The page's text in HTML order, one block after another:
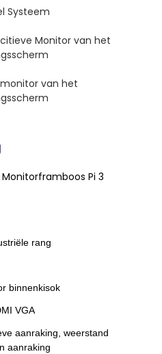
Systeem
Monitor van het
van het
Pi 3
rang
binnenkisok
VGA
aanraking, weerstand
aanraking